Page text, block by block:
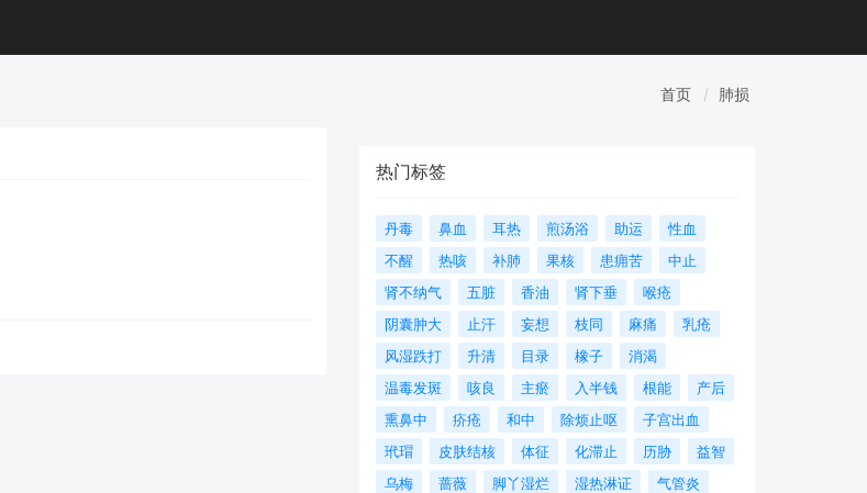
首页 肺损
热门标签
丹毒 鼻血 耳热 煎汤浴 助运
性血
不醒
热咳 补肺 果核 患痈苦
中止
肾不纳气
五脏 香油 肾下垂
喉疮
阴囊肿大
止汗 妄想 枝同 麻痛
乳疮
风湿跌打
升清 目录 橡子
消渴
温毒发斑
咳良 主瘀 入半钱 根能
产后
熏鼻中
疥疮 和中 除烦止呕
子宫出血
玳瑁
皮肤结核 体征 化滞止 历胁
益智
乌梅
蔷薇 脚丫湿烂 湿热淋证
气管炎